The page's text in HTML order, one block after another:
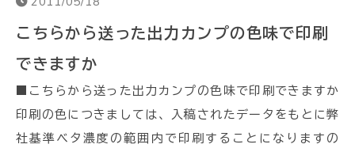
こちらから送った出力カンプの色味で印刷
できますか
■こちらから送った出力カンプの色味で印刷できますか
印刷の色につきましては、入稿されたデータをもとに弊
社基準ベタ濃度の範囲内で印刷することになりますの